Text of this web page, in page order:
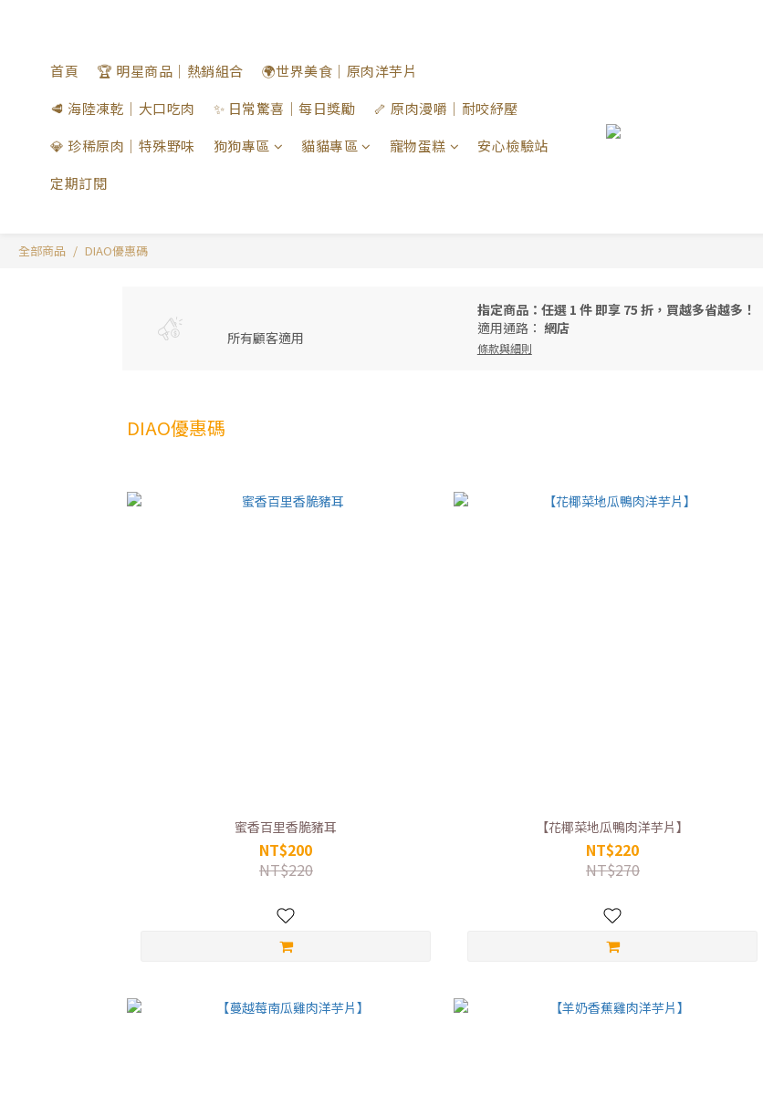
首頁 🏆 明星商品｜熱銷組合
🌍世界美食｜原肉洋芋片
🥩 海陸凍乾｜大口吃肉
✨ 日常驚喜｜每日獎勵
🦴 原肉漫嚼｜耐咬紓壓
💎 珍稀原肉｜特殊野味
狗狗專區 貓貓專區 寵物蛋糕
安心檢驗站
定期訂閱
全部商品 DIAO優惠碼
所有顧客適用
指定商品：任選 1 件 即享 75 折，買越多省越多！
適用通路： 網店
條款與細則
DIAO優惠碼
蜜香百里香脆豬耳
NT$200
NT$220
【花椰菜地瓜鴨肉洋芋片】
NT$220
NT$270